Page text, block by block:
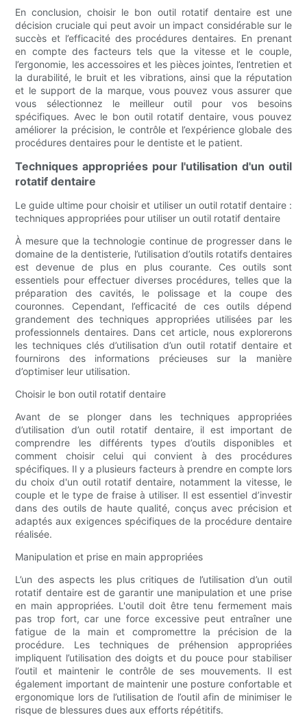
En conclusion, choisir le bon outil rotatif dentaire est une
décision cruciale qui peut avoir un impact considérable sur le
succès et l’efficacité des procédures dentaires. En prenant
en compte des facteurs tels que la vitesse et le couple,
l’ergonomie, les accessoires et les pièces jointes, l’entretien et
la durabilité, le bruit et les vibrations, ainsi que la réputation
et le support de la marque, vous pouvez vous assurer que
vous sélectionnez le meilleur outil pour vos besoins
spécifiques. Avec le bon outil rotatif dentaire, vous pouvez
améliorer la précision, le contrôle et l’expérience globale des
procédures dentaires pour le dentiste et le patient.
Techniques appropriées pour l'utilisation d'un outil
rotatif dentaire
Le guide ultime pour choisir et utiliser un outil rotatif dentaire :
techniques appropriées pour utiliser un outil rotatif dentaire
À mesure que la technologie continue de progresser dans le
domaine de la dentisterie, l’utilisation d’outils rotatifs dentaires
est devenue de plus en plus courante. Ces outils sont
essentiels pour effectuer diverses procédures, telles que la
préparation des cavités, le polissage et la coupe des
couronnes. Cependant, l’efficacité de ces outils dépend
grandement des techniques appropriées utilisées par les
professionnels dentaires. Dans cet article, nous explorerons
les techniques clés d’utilisation d’un outil rotatif dentaire et
fournirons des informations précieuses sur la manière
d’optimiser leur utilisation.
Choisir le bon outil rotatif dentaire
Avant de se plonger dans les techniques appropriées
d’utilisation d’un outil rotatif dentaire, il est important de
comprendre les différents types d’outils disponibles et
comment choisir celui qui convient à des procédures
spécifiques. Il y a plusieurs facteurs à prendre en compte lors
du choix d'un outil rotatif dentaire, notamment la vitesse, le
couple et le type de fraise à utiliser. Il est essentiel d’investir
dans des outils de haute qualité, conçus avec précision et
adaptés aux exigences spécifiques de la procédure dentaire
réalisée.
Manipulation et prise en main appropriées
L’un des aspects les plus critiques de l’utilisation d’un outil
rotatif dentaire est de garantir une manipulation et une prise
en main appropriées. L'outil doit être tenu fermement mais
pas trop fort, car une force excessive peut entraîner une
fatigue de la main et compromettre la précision de la
procédure. Les techniques de préhension appropriées
impliquent l’utilisation des doigts et du pouce pour stabiliser
l’outil et maintenir le contrôle de ses mouvements. Il est
également important de maintenir une posture confortable et
ergonomique lors de l’utilisation de l’outil afin de minimiser le
risque de blessures dues aux efforts répétitifs.